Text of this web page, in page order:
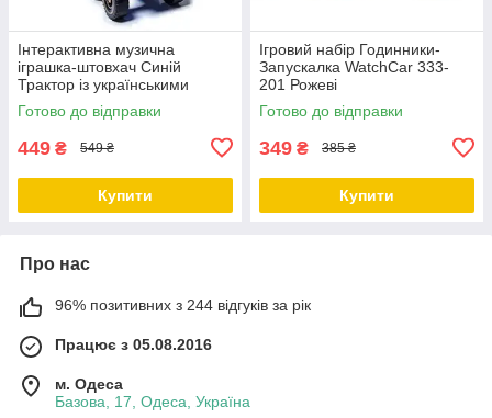
Інтерактивна музична
іграшка-штовхач Синій
Трактор із українськими
сучасними піснями
Готово до відправки
449 ₴ 549 ₴
Купити
Ігровий набір Годинники-
Запускалка WatchCar 333-
201 Рожеві
Готово до відправки
349 ₴ 385 ₴
Купити
Про нас
96% позитивних з 244 відгуків за рік
Працює з 05.08.2016
м. Одеса
Базова, 17, Одеса, Україна